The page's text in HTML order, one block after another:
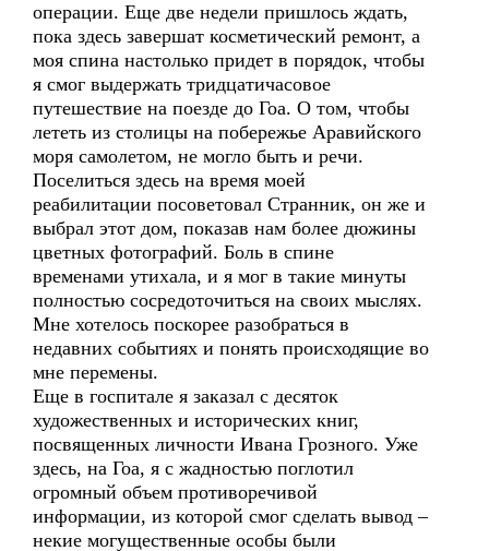
операции. Еще две недели пришлось ждать,
пока здесь завершат косметический ремонт, а
моя спина настолько придет в порядок, чтобы
я смог выдержать тридцатичасовое
путешествие на поезде до Гоа. О том, чтобы
лететь из столицы на побережье Аравийского
моря самолетом, не могло быть и речи.
Поселиться здесь на время моей
реабилитации посоветовал Странник, он же и
выбрал этот дом, показав нам более дюжины
цветных фотографий. Боль в спине
временами утихала, и я мог в такие минуты
полностью сосредоточиться на своих мыслях.
Мне хотелось поскорее разобраться в
недавних событиях и понять происходящие во
мне перемены.
Еще в госпитале я заказал с десяток
художественных и исторических книг,
посвященных личности Ивана Грозного. Уже
здесь, на Гоа, я с жадностью поглотил
огромный объем противоречивой
информации, из которой смог сделать вывод –
некие могущественные особы были